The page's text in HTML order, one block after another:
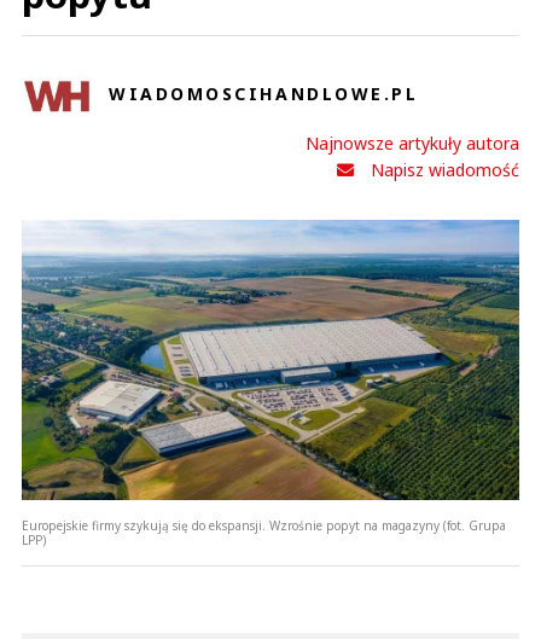
WIADOMOSCIHANDLOWE.PL
Najnowsze artykuły autora
Napisz wiadomość
Europejskie firmy szykują się do ekspansji. Wzrośnie popyt na magazyny (fot. Grupa
LPP)